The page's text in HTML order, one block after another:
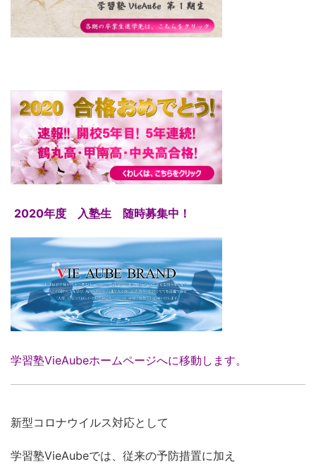
2020年度 入塾生 随時募集中！
学習塾VieAubeホームページへに移動します。
新型コロナウイルス対応として
学習塾VieAubeでは、従来の予防措置に加え